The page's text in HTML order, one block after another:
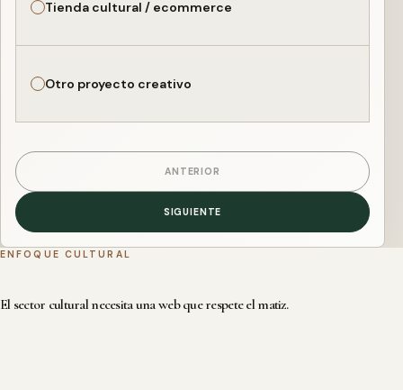
Tienda cultural / ecommerce
Otro proyecto creativo
ANTERIOR
SIGUIENTE
ENFOQUE CULTURAL
El sector cultural necesita una web que respete el matiz.